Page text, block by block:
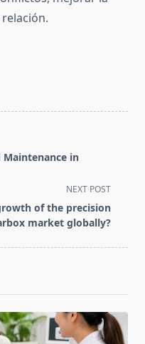
Maintenance in
NEXT POST
of the precision
market globally?